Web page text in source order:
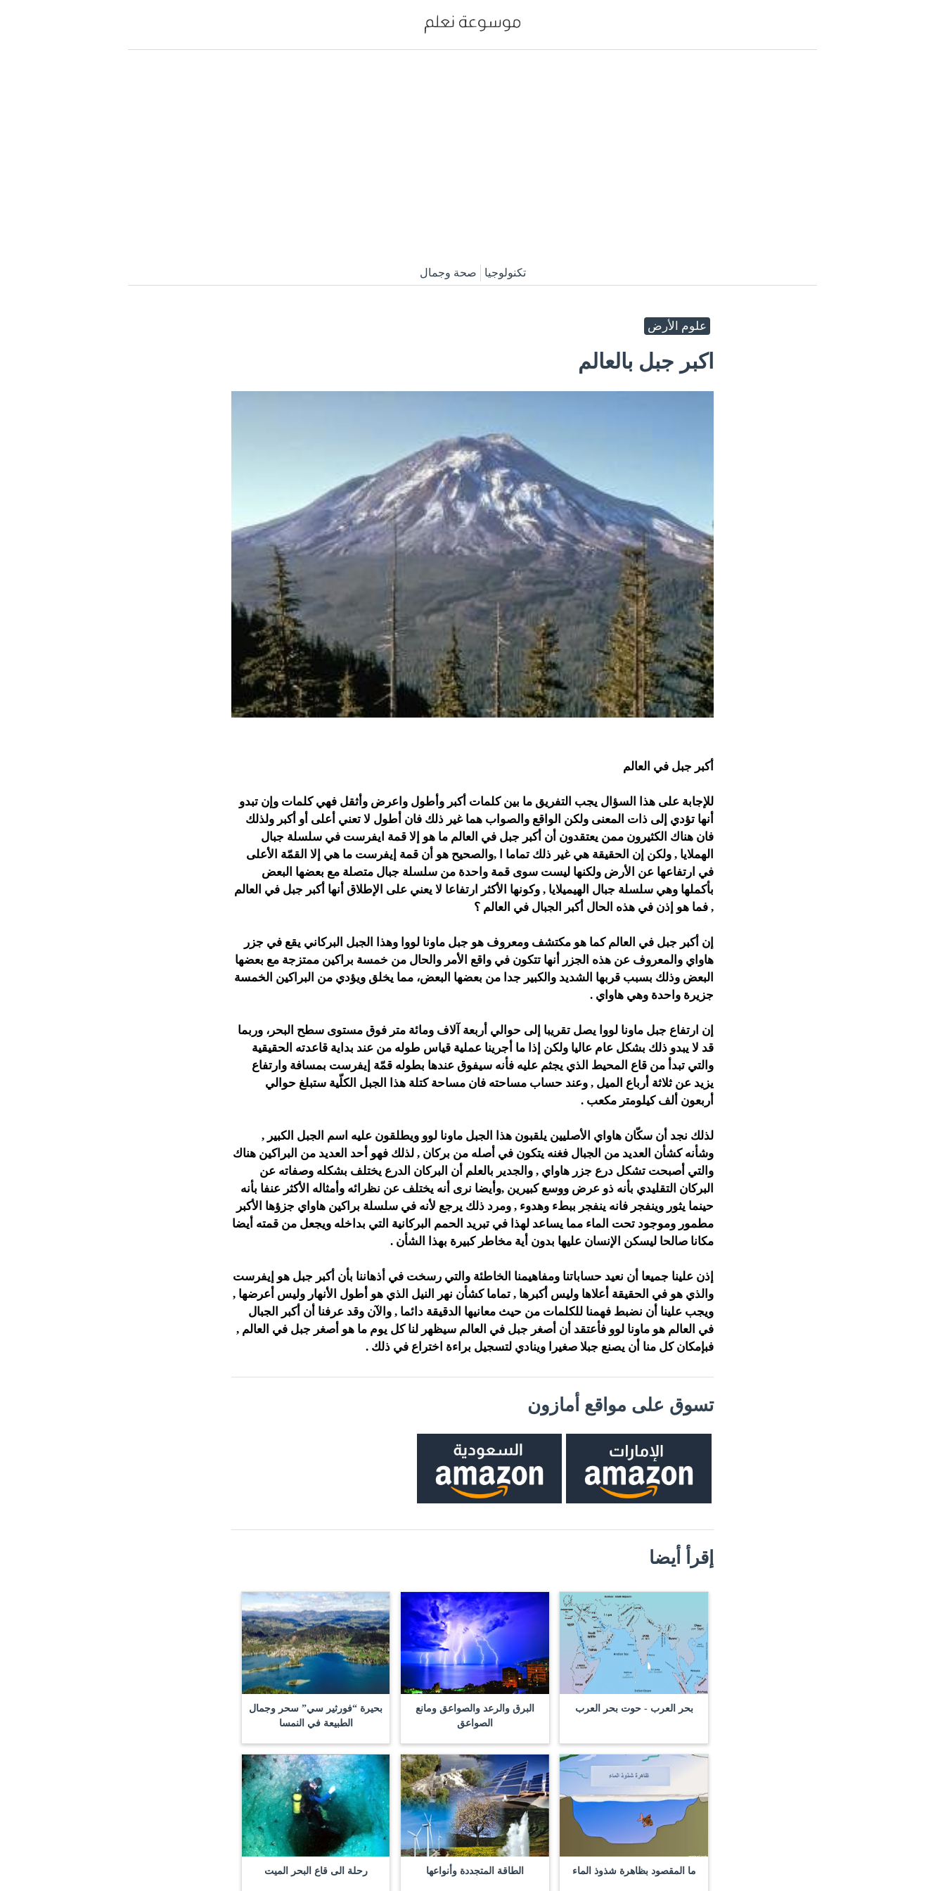
تكنولوجيا صحة وجمال
علوم الأرض
اكبر جبل بالعالم
أكبر جبل في العالم
للإجابة على هذا السؤال يجب التفريق ما بين كلمات أكبر وأطول واعرض وأثقل فهي كلمات وإن تبدو
أنها تؤدي إلى ذات المعنى ولكن الواقع والصواب هما غير ذلك فان أطول لا تعني أعلى أو أكبر ولذلك
فان هناك الكثيرون ممن يعتقدون أن أكبر جبل في العالم ما هو إلا قمة ايفرست في سلسلة جبال
الهملايا , ولكن إن الحقيقة هي غير ذلك تماما ا ,والصحيح هو أن قمة إيفرست ما هي إلا القمّة الأعلى
في ارتفاعها عن الأرض ولكنها ليست سوى قمة واحدة من سلسلة جبال متصلة مع بعضها البعض
بأكملها وهي سلسلة جبال الهيميلايا , وكونها الأكثر ارتفاعا لا يعني على الإطلاق أنها أكبر جبل في العالم
, فما هو إذن في هذه الحال أكبر الجبال في العالم ؟
إن أكبر جبل في العالم كما هو مكتشف ومعروف هو جبل ماونا لووا وهذا الجبل البركاني يقع في جزر
هاواي والمعروف عن هذه الجزر أنها تتكون في واقع الأمر والحال من خمسة براكين ممتزجة مع بعضها
البعض وذلك بسبب قربها الشديد والكبير جدا من بعضها البعض، مما يخلق ويؤدي من البراكين الخمسة
جزيرة واحدة وهي هاواي .
إن ارتفاع جبل ماونا لووا يصل تقريبا إلى حوالي أربعة آلاف ومائة متر فوق مستوى سطح البحر، وربما
قد لا يبدو ذلك بشكل عام عاليا ولكن إذا ما أجرينا عملية قياس طوله من عند بداية قاعدته الحقيقية
والتي تبدأ من قاع المحيط الذي يجثم عليه فأنه سيفوق عندها بطوله قمّة إيفرست بمسافة وارتفاع
يزيد عن ثلاثة أرباع الميل , وعند حساب مساحته فان مساحة كتلة هذا الجبل الكلّية ستبلغ حوالي
أربعون ألف كيلومتر مكعب .
لذلك نجد أن سكّان هاواي الأصليين يلقبون هذا الجبل ماونا لوو ويطلقون عليه اسم الجبل الكبير ,
وشأنه كشأن العديد من الجبال فغنه يتكون في أصله من بركان , لذلك فهو أحد العديد من البراكين هناك
والتي أصبحت تشكل درع جزر هاواي , والجدير بالعلم أن البركان الدرع يختلف بشكله وصفاته عن
البركان التقليدي بأنه ذو عرض ووسع كبيرين ,وأيضا نرى أنه يختلف عن نظرائه وأمثاله الأكثر عنفا بأنه
حينما يثور وينفجر فانه ينفجر ببطء وهدوء , ومرد ذلك يرجع لأنه في سلسلة براكين هاواي جزؤها الأكبر
مطمور وموجود تحت الماء مما يساعد لهذا في تبريد الحمم البركانية التي بداخله ويجعل من قمته أيضا
مكانا صالحا ليسكن الإنسان عليها بدون أية مخاطر كبيرة بهذا الشأن .
إذن علينا جميعا أن نعيد حساباتنا ومفاهيمنا الخاطئة والتي رسخت في أذهاننا بأن أكبر جبل هو إيفرست
والذي هو في الحقيقة أعلاها وليس أكبرها , تماما كشأن نهر النيل الذي هو أطول الأنهار وليس أعرضها ,
ويجب علينا أن نضبط فهمنا للكلمات من حيث معانيها الدقيقة دائما , والآن وقد عرفنا أن أكبر الجبال
في العالم هو ماونا لوو فأعتقد أن أصغر جبل في العالم سيظهر لنا كل يوم ما هو أصغر جبل في العالم ,
فبإمكان كل منا أن يصنع جبلا صغيرا وينادي لتسجيل براءة اختراع في ذلك .
تسوق على مواقع أمازون
إقرأ أيضا
بحر العرب - حوت بحر العرب
البرق والرعد والصواعق ومانع
الصواعق
بحيرة “فورثير سي” سحر وجمال
الطبيعة في النمسا
ما المقصود بظاهرة شذوذ الماء الطاقة المتجددة وأنواعها رحلة الى قاع البحر الميت